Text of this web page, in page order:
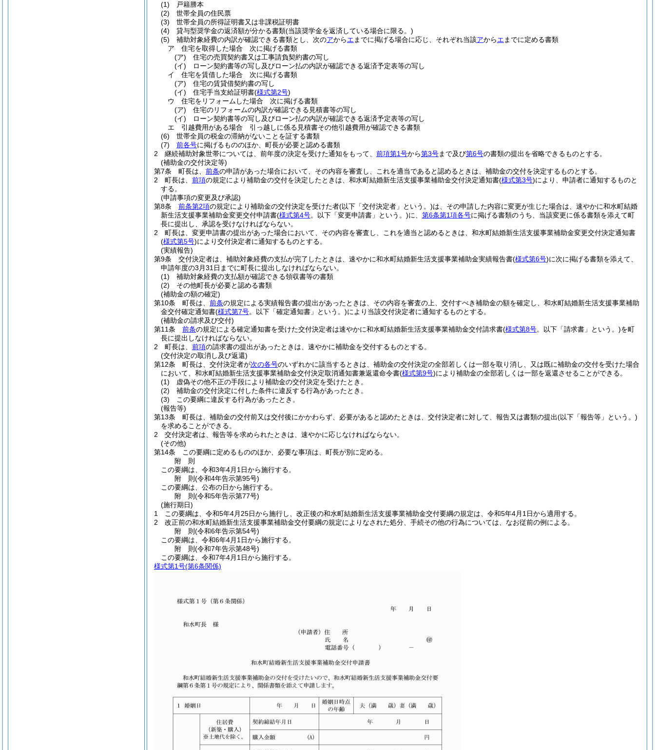
(1)
戸籍謄本
(2)
世帯全員の住民票
(3)
世帯全員の所得証明書又は非課税証明書
(4)
貸与型奨学金の返済額が分かる書類(当該奨学金を返済している場合に限る。)
(5)
補助対象経費の内訳が確認できる書類とし、次のアからエ までに掲げる場合に応じ、それぞれ当該アからエ までに定める書類
ア
住宅を取得した場合 次に掲げる書類
(ア)
住宅の売買契約書又は工事請負契約書の写し
(イ)
ローン契約書等の写し及びローン払の内訳が確認できる返済予定表等の写し
イ
住宅を賃借した場合 次に掲げる書類
(ア)
住宅の賃貸借契約書の写し
(イ)
住宅手当支給証明書(様式第2号)
ウ
住宅をリフォームした場合 次に掲げる書類
(ア)
住宅のリフォームの内訳が確認できる見積書等の写し
(イ)
ローン契約書等の写し及びローン払の内訳が確認できる返済予定表等の写し
エ
引越費用がある場合 引っ越しに係る見積書その他引越費用が確認できる書類
(6)
世帯全員の税金の滞納がないことを証する書類
(7)
前各号に掲げるもののほか、町長が必要と認める書類
2
継続補助対象世帯については、前年度の決定を受けた通知をもって、 前項第1号から第3号まで及び第6号の書類の提出を省略できるものとする。
(補助金の交付決定等)
第7条
町長は、 前条の申請があった場合において、その内容を審査し、これを適当であると認めるときは、補助金の交付を決定するものとする。
2
町長は、 前項の規定により補助金の交付を決定したときは、和水町結婚新生活支援事業補助金交付決定通知書(様式第3号)により、申請者に通知するものと
する。
(申請事項の変更及び承認)
第8条
前条第2項の規定により補助金の交付決定を受けた者(以下「交付決定者」という。)は、その申請した内容に変更が生じた場合は、速やかに和水町結婚
新生活支援事業補助金変更交付申請書(様式第4号。以下「変更申請書」という。)に、 第6条第1項各号に掲げる書類のうち、当該変更に係る書類を添えて町
長に提出し、承認を受けなければならない。
2
町長は、変更申請書の提出があった場合において、その内容を審査し、これを適当と認めるときは、和水町結婚新生活支援事業補助金変更交付決定通知書
(様式第5号)により交付決定者に通知するものとする。
(実績報告)
第9条
交付決定者は、補助対象経費の支払が完了したときは、速やかに和水町結婚新生活支援事業補助金実績報告書(様式第6号)に次に掲げる書類を添えて、
申請年度の3月31日までに町長に提出しなければならない。
(1)
補助対象経費の支払額が確認できる領収書等の書類
(2)
その他町長が必要と認める書類
(補助金の額の確定)
第10条
町長は、 前条の規定による実績報告書の提出があったときは、その内容を審査の上、交付すべき補助金の額を確定し、和水町結婚新生活支援事業補助
金交付確定通知書(様式第7号。以下「確定通知書」という。)により当該交付決定者に通知するものとする。
(補助金の請求及び交付)
第11条
前条の規定による確定通知書を受けた交付決定者は速やかに和水町結婚新生活支援事業補助金交付請求書(様式第8号。以下「請求書」という。)を町
長に提出しなければならない。
2
町長は、 前項の請求書の提出があったときは、速やかに補助金を交付するものとする。
(交付決定の取消し及び返還)
第12条
町長は、交付決定者が次の各号のいずれかに該当するときは、補助金の交付決定の全部若しくは一部を取り消し、又は既に補助金の交付を受けた場合
において、和水町結婚新生活支援事業補助金交付決定取消通知書兼返還命令書(様式第9号)により補助金の全部若しくは一部を返還させることができる。
(1)
虚偽その他不正の手段により補助金の交付決定を受けたとき。
(2)
補助金の交付決定に付した条件に違反する行為があったとき。
(3)
この要綱に違反する行為があったとき。
(報告等)
第13条
町長は、補助金の交付前又は交付後にかかわらず、必要があると認めたときは、交付決定者に対して、報告又は書類の提出(以下「報告等」という。)
を求めることができる。
2
交付決定者は、報告等を求められたときは、速やかに応じなければならない。
(その他)
第14条
この要綱に定めるもののほか、必要な事項は、町長が別に定める。
附 則
この要綱は、令和3年4月1日から施行する。
附 則(令和4年告示第95号)
この要綱は、公布の日から施行する。
附 則(令和5年告示第77号)
(施行期日)
1
この要綱は、令和5年4月25日から施行し、改正後の和水町結婚新生活支援事業補助金交付要綱の規定は、令和5年4月1日から適用する。
2
改正前の和水町結婚新生活支援事業補助金交付要綱の規定によりなされた処分、手続その他の行為については、なお従前の例による。
附 則(令和6年告示第54号)
この要綱は、令和6年4月1日から施行する。
附 則(令和7年告示第48号)
この要綱は、令和7年4月1日から施行する。
様式第1号(第6条関係)